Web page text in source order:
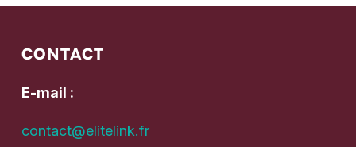
CONTACT
E-mail :
contact@elitelink.fr